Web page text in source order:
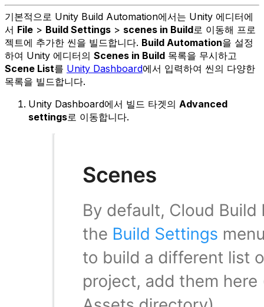
기본적으로 Unity Build Automation에서는 Unity 에디터에
서 File > Build Settings > scenes in Build로 이동해 프로
젝트에 추가한 씬을 빌드합니다. Build Automation을 설정
하여 Unity 에디터의 Scenes in Build 목록을 무시하고
Scene List를 Unity Dashboard에서 입력하여 씬의 다양한
목록을 빌드합니다.
Unity Dashboard에서 빌드 타겟의 Advanced
settings로 이동합니다.